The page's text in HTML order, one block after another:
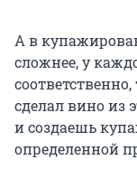
А в
сложнее, у
сделал вино из
и создаешь
определенной